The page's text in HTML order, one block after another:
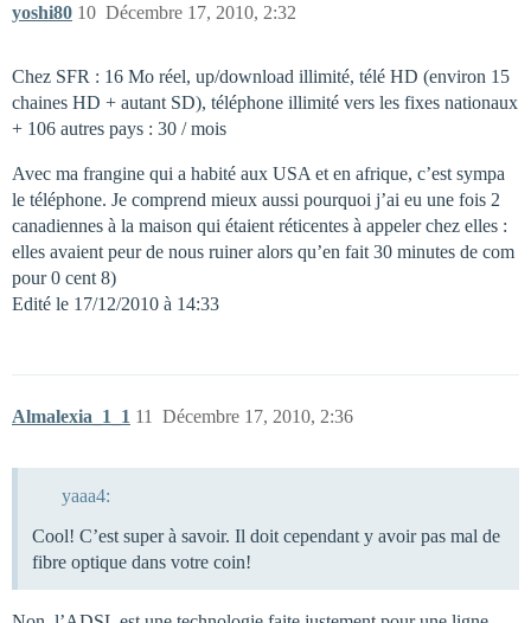
yoshi80 Décembre 17, 2010, 2:32
10
Chez SFR : 16 Mo réel, up/download illimité, télé HD (environ 15
chaines HD + autant SD), téléphone illimité vers les fixes nationaux
+ 106 autres pays : 30 / mois
Avec ma frangine qui a habité aux USA et en afrique, c’est sympa
le téléphone. Je comprend mieux aussi pourquoi j’ai eu une fois 2
canadiennes à la maison qui étaient réticentes à appeler chez elles :
elles avaient peur de nous ruiner alors qu’en fait 30 minutes de com
pour 0 cent 8)
Edité le 17/12/2010 à 14:33
Almalexia_1_1 Décembre 17, 2010, 2:36
11
yaaa4:
Cool! C’est super à savoir. Il doit cependant y avoir pas mal de
fibre optique dans votre coin!